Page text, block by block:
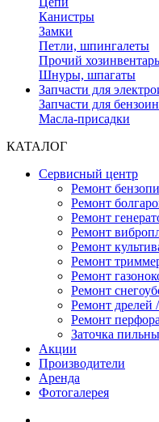
Канистры
Замки
Петли, шпингалеты
Прочий хозинвентарь
Шнуры, шпагаты
Запчасти для
Запчасти для
Масла-присадки
КАТАЛОГ
Сервисный центр
Ремонт
Ремонт
Ремонт
Ремонт
Ремонт
Ремонт
Ремонт
Ремонт
Ремонт дрелей
Ремонт
Заточка
Акции
Производители
Аренда
Фотогалерея